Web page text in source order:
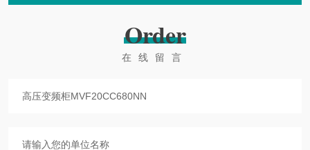
Order
在线留言